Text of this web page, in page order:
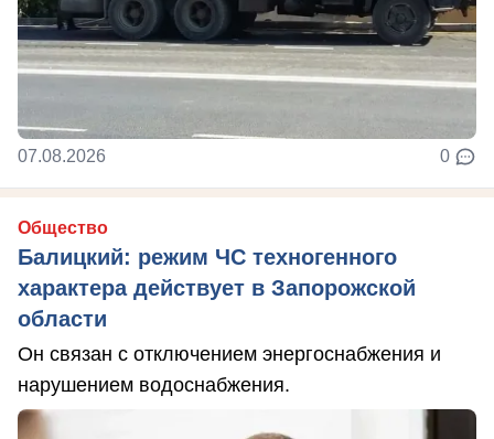
07.08.2026 0
Общество
Балицкий: режим ЧС техногенного
характера действует в Запорожской
области
Он связан с отключением энергоснабжения и
нарушением водоснабжения.